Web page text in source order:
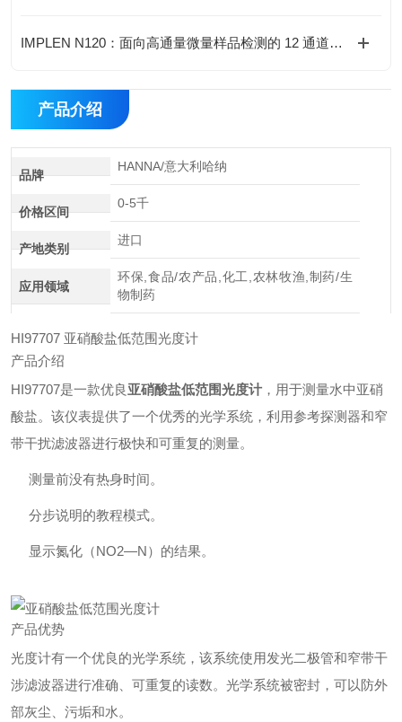
IMPLEN N120：面向高通量微量样品检测的 12 通道分光光度计
产品介绍
品牌
HANNA/意大利哈纳
价格区间
0-5千
产地类别
进口
应用领域
环保,食品/农产品,化工,农林牧渔,制药/生
物制药
HI97707 亚硝酸盐低范围光度计
产品介绍
HI97707是一款优良亚硝酸盐低范围光度计 ，用于测量水中亚硝
酸盐。该仪表提供了一个优秀的光学系统，利用参考探测器和窄
带干扰滤波器进行极快和可重复的测量。
测量前没有热身时间。
分步说明的教程模式。
显示氮化（NO2—N）的结果。
产品优势
光度计有一个优良的光学系统，该系统使用发光二极管和窄带干
涉滤波器进行准确、可重复的读数。光学系统被密封，可以防外
部灰尘、污垢和水。